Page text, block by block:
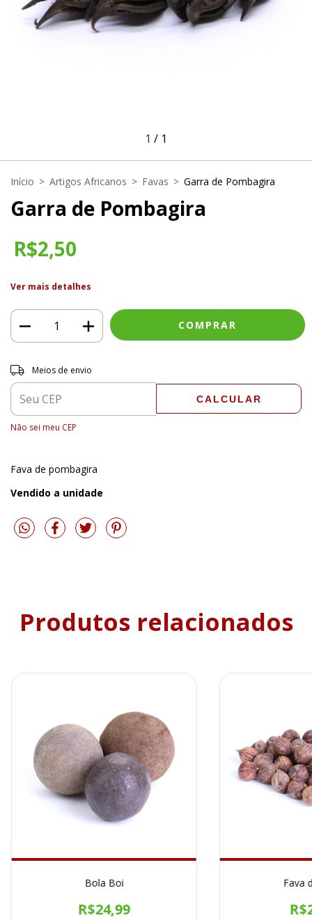
1 / 1
Início > Artigos Africanos > Favas > Garra de Pombagira
Garra de Pombagira
R$2,50
Ver mais detalhes
Entregas para o CEP:
Meios de envio
CALCULAR
Não sei meu CEP
Fava de pombagira
Vendido a unidade
Produtos relacionados
Bola Boi
R$24,99
Fava